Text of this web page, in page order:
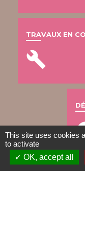
TRAVAUX EN
build
This site uses cookies
to activate
OK, accept all